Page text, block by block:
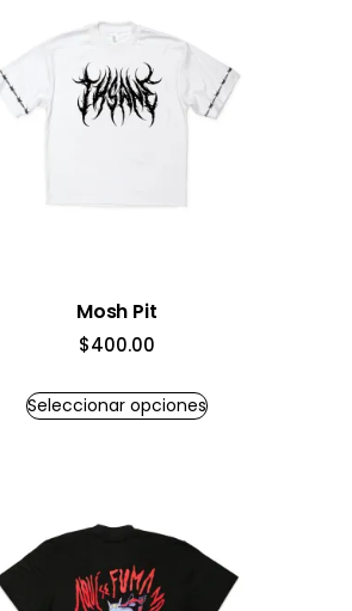
Mosh Pit
$400.00
Seleccionar opciones